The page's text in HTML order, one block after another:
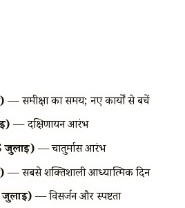
— समीक्षा का समय; नए कार्यों से बचें
— दक्षिणायन आरंभ
जुलाई) — चातुर्मास आरंभ
— सबसे शक्तिशाली आध्यात्मिक दिन
जुलाई)— विसर्जन और स्पष्टता